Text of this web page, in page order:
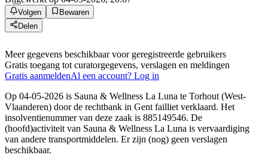
Volgen
Bewaren
Delen
Meer gegevens beschikbaar voor geregistreerde gebruikers
Gratis toegang tot curatorgegevens, verslagen en meldingen
Gratis aanmeldenAl een account? Log in
Op 04-05-2026 is Sauna & Wellness La Luna te Torhout (West-
Vlaanderen) door de rechtbank in Gent failliet verklaard. Het
insolventienummer van deze zaak is 885149546. De
(hoofd)activiteit van Sauna & Wellness La Luna is vervaardiging
van andere transportmiddelen. Er zijn (nog) geen verslagen
beschikbaar.